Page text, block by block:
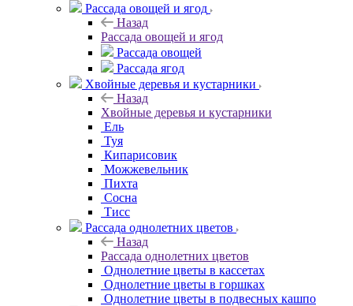
Рассада овощей и ягод
Назад
Рассада овощей и ягод
Рассада овощей
Рассада ягод
Хвойные деревья и кустарники
Назад
Хвойные деревья и кустарники
Ель
Туя
Кипарисовик
Можжевельник
Пихта
Сосна
Тисc
Рассада однолетних цветов
Назад
Рассада однолетних цветов
Однолетние цветы в кассетах
Однолетние цветы в горшках
Однолетние цветы в подвесных кашпо